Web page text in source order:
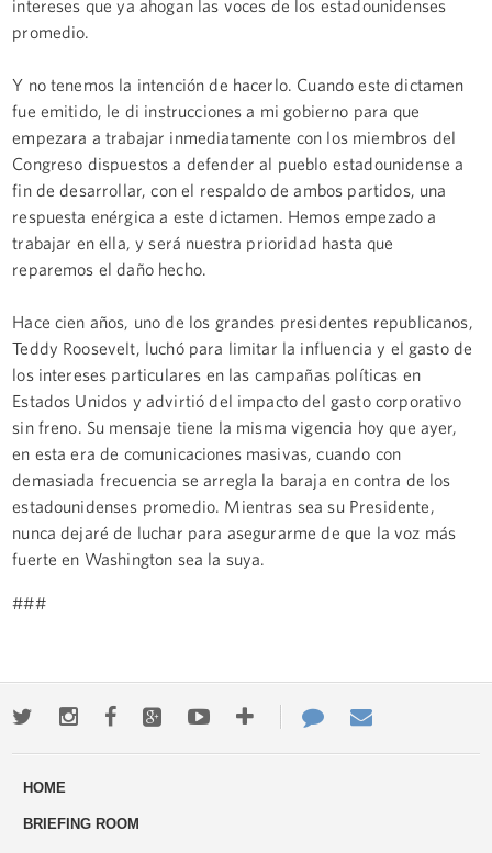
intereses que ya ahogan las voces de los estadounidenses
promedio.
Y no tenemos la intención de hacerlo. Cuando este dictamen
fue emitido, le di instrucciones a mi gobierno para que
empezara a trabajar inmediatamente con los miembros del
Congreso dispuestos a defender al pueblo estadounidense a
fin de desarrollar, con el respaldo de ambos partidos, una
respuesta enérgica a este dictamen. Hemos empezado a
trabajar en ella, y será nuestra prioridad hasta que
reparemos el daño hecho.
Hace cien años, uno de los grandes presidentes republicanos,
Teddy Roosevelt, luchó para limitar la influencia y el gasto de
los intereses particulares en las campañas políticas en
Estados Unidos y advirtió del impacto del gasto corporativo
sin freno. Su mensaje tiene la misma vigencia hoy que ayer,
en esta era de comunicaciones masivas, cuando con
demasiada frecuencia se arregla la baraja en contra de los
estadounidenses promedio. Mientras sea su Presidente,
nunca dejaré de luchar para asegurarme de que la voz más
fuerte en Washington sea la suya.
###
TwitterInstagramFacebookGoogle+YoutubeMore
ways
Contact
Us
HOME
BRIEFING ROOM